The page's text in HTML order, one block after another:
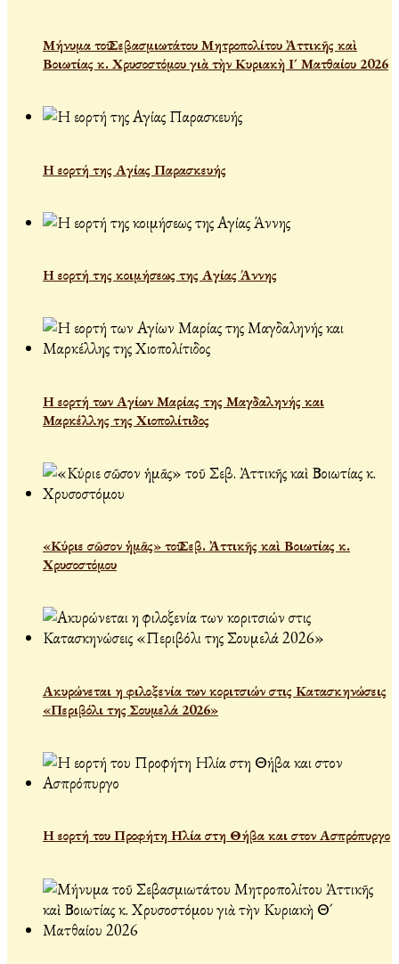
Μήνυμα τοῦ Σεβασμιωτάτου Μητροπολίτου Ἀττικῆς καὶ
Βοιωτίας κ. Χρυσοστόμου γιὰ τὴν Κυριακὴ Ι´ Ματθαίου 2026
Η εορτή της Αγίας Παρασκευής
Η εορτή της κοιμήσεως της Αγίας Άννης
Η εορτή των Αγίων Μαρίας της Μαγδαληνής και
Μαρκέλλης της Χιοπολίτιδος
«Κύριε σῶσον ἡμᾶς» τοῦ Σεβ. Ἀττικῆς καὶ Βοιωτίας κ.
Χρυσοστόμου
Ακυρώνεται η φιλοξενία των κοριτσιών στις Κατασκηνώσεις
«Περιβόλι της Σουμελά 2026»
Η εορτή του Προφήτη Ηλία στη Θήβα και στον Ασπρόπυργο